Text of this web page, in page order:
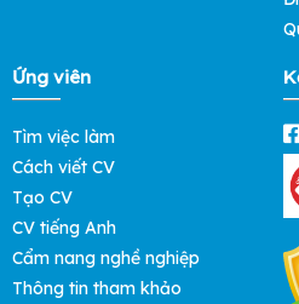
Ứng viên
Tìm việc làm
Cách viết CV
Tạo CV
CV tiếng Anh
Cẩm nang nghề nghiệp
Thông tin tham khảo